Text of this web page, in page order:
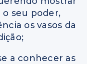
o seu poder,
os vasos da
a conhecer as